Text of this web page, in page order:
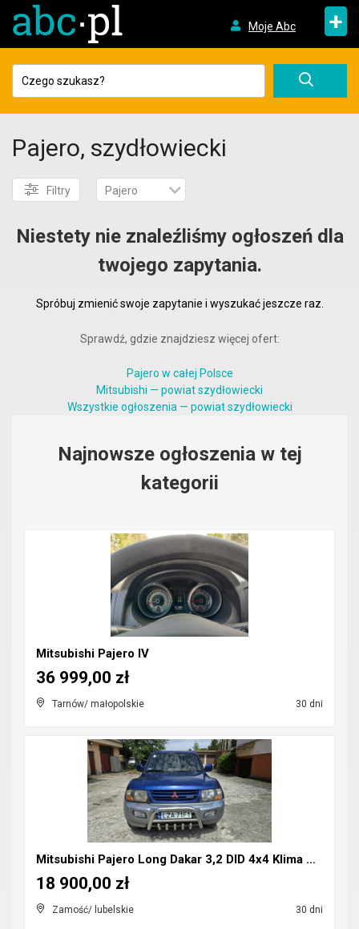
Moje Abc +
Pajero, szydłowiecki
Filtry Pajero
Niestety nie znaleźliśmy ogłoszeń dla
twojego zapytania.
Spróbuj zmienić swoje zapytanie i wyszukać jeszcze raz.
Sprawdź, gdzie znajdziesz więcej ofert:
Pajero w całej Polsce
Mitsubishi — powiat szydłowiecki
Wszystkie ogłoszenia — powiat szydłowiecki
Najnowsze ogłoszenia w tej
kategorii
Mitsubishi Pajero IV
Tarnów/ małopolskie 30 dni
36 999,00 zł
Mitsubishi Pajero Long Dakar 3,2 DID 4x4 Klima CB-...
Zamość/ lubelskie 30 dni
18 900,00 zł